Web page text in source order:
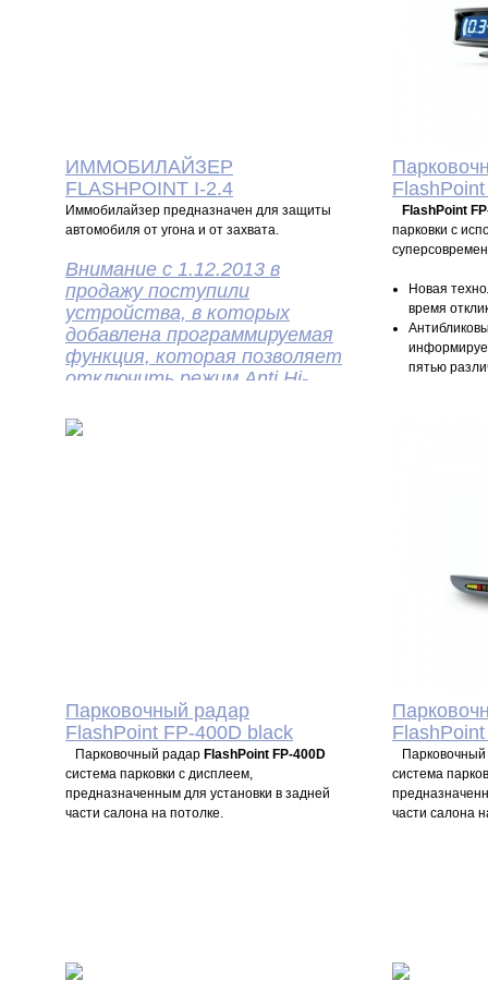
Функция
УБ.
ИММОБИЛАЙЗЕР
FLASHPOINT I-2.4
Иммобилайзер предназначен для защиты
автомобиля от угона и от захвата.
Внимание c 1.12.2013 в
продажу поступили
устройства, в которых
добавлена программируемая
функция, которая позволяет
отключить режим Anti Hi-
нахождения метки в салоне
FlashPoint
парковки с
Новая
время
пятью
УБ.
Парковочный радар
FlashPoint FP-400D black
Парковочный радар FlashPoint FP-400D
система парковки с дисплеем,
предназначенным для установки в задней
части салона на потолке.
система
части салона